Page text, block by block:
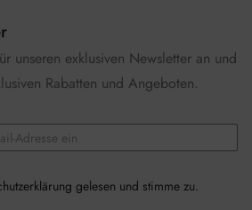
unseren exklusiven Newsletter an und
Rabatten und Angeboten.
gelesen und stimme zu.